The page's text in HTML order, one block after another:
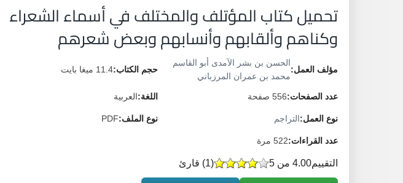
تحميل كتاب المؤتلف والمختلف في أسماء الشعراء
وكناهم وألقابهم وأنسابهم وبعض شعرهم
مؤلف العمل:
الحسن بن بشر الآمدى أبو القاسم
محمد بن عمران المرزباني
حجم الكتاب:11.4 ميغا بايت
عدد الصفحات:556 صفحة اللغة:العربية
نوع العمل:التراجم نوع الملف:PDF
عدد القراءات:522 مرة
التقييم (
1) قارئ 4.00 من 5